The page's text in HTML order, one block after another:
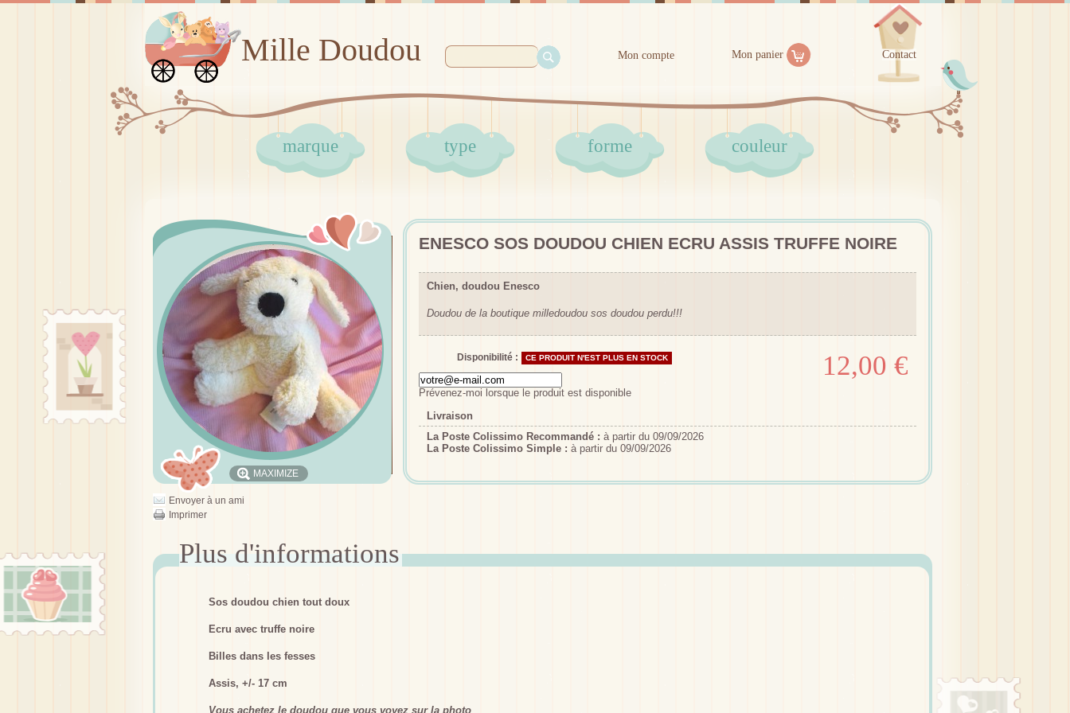
Mille Doudou Mon compte Mon panier Contact
marque type forme couleur
MAXIMIZE
Envoyer à un ami
Imprimer
ENESCO SOS DOUDOU CHIEN ECRU ASSIS TRUFFE NOIRE
Chien, doudou Enesco
Doudou de la boutique milledoudou sos doudou perdu!!!
Disponibilité : CE PRODUIT N'EST PLUS EN STOCK
Prévenez-moi lorsque le produit est disponible
12,00 €
Livraison
La Poste Colissimo Recommandé : à partir du 09/09/2026
La Poste Colissimo Simple : à partir du 09/09/2026
Sos doudou chien tout doux
Ecru avec truffe noire
Billes dans les fesses
Assis, +/- 17 cm
Vous achetez le doudou que vous voyez sur la photo